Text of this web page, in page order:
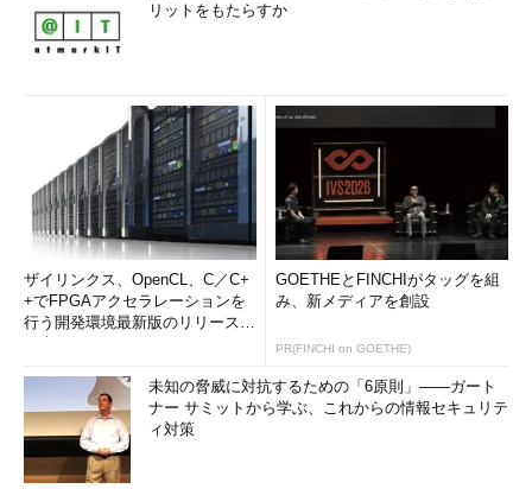
リットをもたらすか
ザイリンクス、OpenCL、C／C+
+でFPGAアクセラレーションを
行う開発環境最新版のリリースを
GOETHEとFINCHIがタッグを組
み、新メディアを創設
PR(FINCHI on GOETHE)
未知の脅威に対抗するための「6原則」――ガート
ナー サミットから学ぶ、これからの情報セキュリテ
ィ対策